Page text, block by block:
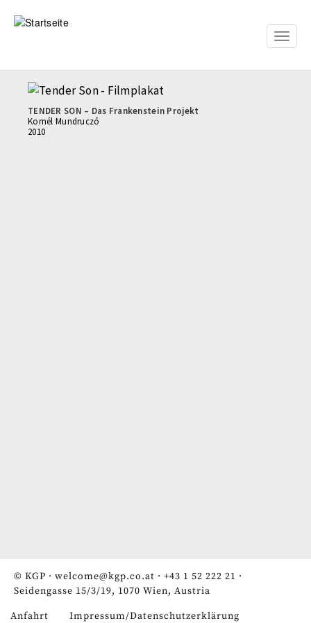
zum
Toggle
TENDER SON – Das Frankenstein Projekt
Kornél Mundruczó
2010
© KGP · welcome@kgp.co.at · +43 1 52 222 21 ·
Seidengasse 15/3/19, 1070 Wien, Austria
Anfahrt Impressum/Datenschutzerklärung